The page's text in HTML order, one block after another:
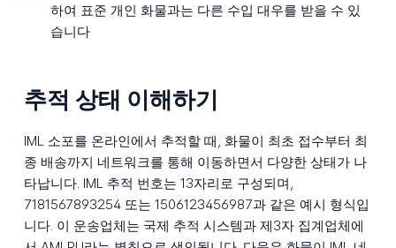
하여 표준 개인 화물과는 다른 수입 대우를 받을 수 있
습니다
추적 상태 이해하기
IML 소포를 온라인에서 추적할 때, 화물이 최초 접수부터 최
종 배송까지 네트워크를 통해 이동하면서 다양한 상태가 나
타납니다. IML 추적 번호는 13자리로 구성되며,
7181567893254 또는 1506123456987과 같은 예시 형식입
니다. 이 운송업체는 국제 추적 시스템과 제3자 집계업체에